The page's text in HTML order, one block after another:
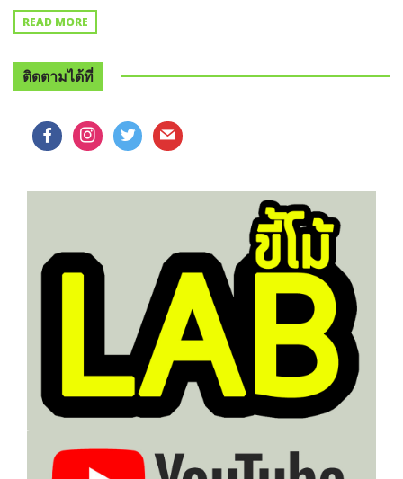
READ MORE
ติดตามได้ที่
facebookinstagram
twitter mail